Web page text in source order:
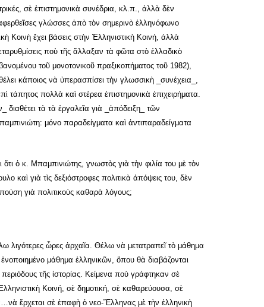
σὲ ἐπιστημονικὰ συνέδρια, κλ.π., ἀλλὰ δὲν
γλώσσες ἀπὸ τὸν σημερινὸ ἑλληνόφωνο
Κοινὴ ἔχει βάσεις στὴν Ἑλληνιστικὴ Κοινή, ἀλλὰ
ποὺ τῆς ἄλλαξαν τὰ φῶτα στὸ ἑλλαδικὸ
τοῦ μονοτονικοῦ πραξικοπήματος τοῦ 1982),
κάποιος νὰ ὑπερασπίσει τὴν γλωσσικὴ _συνέχεια_,
τάπητος πολλὰ καὶ στέρεα ἐπιστημονικὰ ἐπιχειρήματα.
τὰ τὰ ἐργαλεῖα γιὰ _ἀπόδειξη_ τῶν
μόνο παραδείγματα καὶ ἀντιπαραδείγματα
ὅτι ὁ κ. Μπαμπινιώτης, γνωστὸς γιὰ τὴν φιλία του μὲ τὸν
καὶ γιὰ τὶς δεξιόστροφες πολιτικὰ ἀπόψεις του, δὲν
γιὰ πολιτικοὺς καθαρὰ λόγους;
λιγότερες ὧρες ἀρχαῖα. Θέλω νὰ μετατραπεῖ τὸ μάθημα
μάθημα ἑλληνικῶν, ὅπου θὰ διαβάζονται
περιόδους τῆς ἱστορίας. Κείμενα ποὺ γράφτηκαν σὲ
Κοινή, σὲ δημοτική, σὲ καθαρεύουσα, σὲ
ἔρχεται σὲ ἐπαφὴ ὁ νεο-Ἕλληνας μὲ τὴν ἑλληνικὴ